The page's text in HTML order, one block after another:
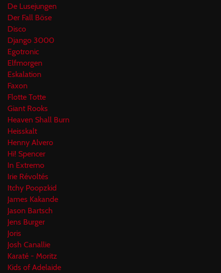
De Lusejungen
Der Fall Böse
Disco
Django 3000
Egotronic
Elfmorgen
Eskalation
Faxon
Flotte Totte
Giant Rooks
Heaven Shall Burn
Heisskalt
Henny Alvero
Hi! Spencer
In Extremo
Irie Révoltés
Itchy Poopzkid
James Kakande
Jason Bartsch
Jens Burger
Joris
Josh Canallie
Karaté - Moritz
Kids of Adelaide